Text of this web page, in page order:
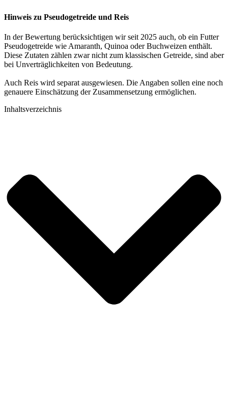
Hinweis zu Pseudogetreide und Reis
In der Bewertung berücksichtigen wir seit 2025 auch, ob ein Futter
Pseudogetreide wie Amaranth, Quinoa oder Buchweizen enthält.
Diese Zutaten zählen zwar nicht zum klassischen Getreide, sind aber
bei Unverträglichkeiten von Bedeutung.
Auch Reis wird separat ausgewiesen. Die Angaben sollen eine noch
genauere Einschätzung der Zusammensetzung ermöglichen.
Inhaltsverzeichnis​